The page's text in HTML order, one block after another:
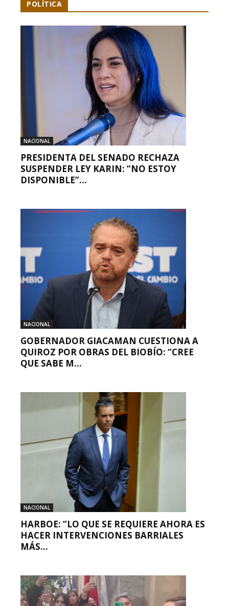
POLÍTICA
NACIONAL
PRESIDENTA DEL SENADO RECHAZA
SUSPENDER LEY KARIN: “NO ESTOY
DISPONIBLE”...
NACIONAL
GOBERNADOR GIACAMAN CUESTIONA A
QUIROZ POR OBRAS DEL BIOBÍO: “CREE
QUE SABE M...
NACIONAL
HARBOE: “LO QUE SE REQUIERE AHORA ES
HACER INTERVENCIONES BARRIALES
MÁS...